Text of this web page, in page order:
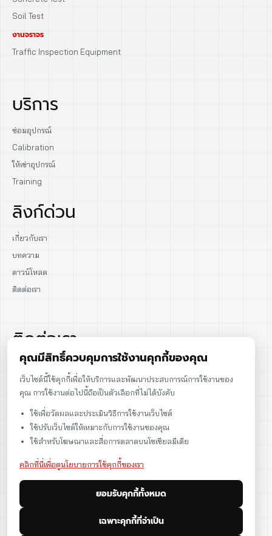
Soil Test
งานจราจร
Traffic Inspection Equipment
บริการ
ซ่อมอุปกรณ์
Calibration
ให้เช่าอุปกรณ์
Training
ลิงก์ด่วน
เกี่ยวกับเรา
บทความ
ดาวน์โหลด
ติดต่อเรา
ติดต่อเรา
086-086-2000
sales@cst.co.th
คุณมีสิทธิ์ควบคุมการใช้งานคุกกี้ของคุณ
เว็บไซต์นี้ใช้คุกกี้เพื่อให้บริการและพัฒนาประสบการณ์การใช้งานของ
คุณ การใช้งานต่อไปนี้ถือเป็นตัวเลือกที่ไม่ได้บังคับ
ใช้เพื่อวัดผลและประเมินวิธีการใช้งานเว็บไซต์
ใช้ปรับเว็บไซต์ให้เหมาะกับการใช้งานของคุณ
ใช้สำหรับโฆษณาและสื่อการตลาดบนโซเชียลมีเดีย
คลิกที่นี่เพื่อดูนโยบายการใช้คุกกี้ของเรา
ยอมรับคุกกี้ทั้งหมด
เฉพาะคุกกี้ที่จำเป็น